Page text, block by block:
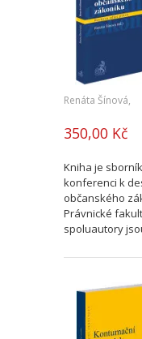
Renáta Šínová,
350,00 Kč
Kniha je
konferenci k
občanského
Právnické
spoluautory